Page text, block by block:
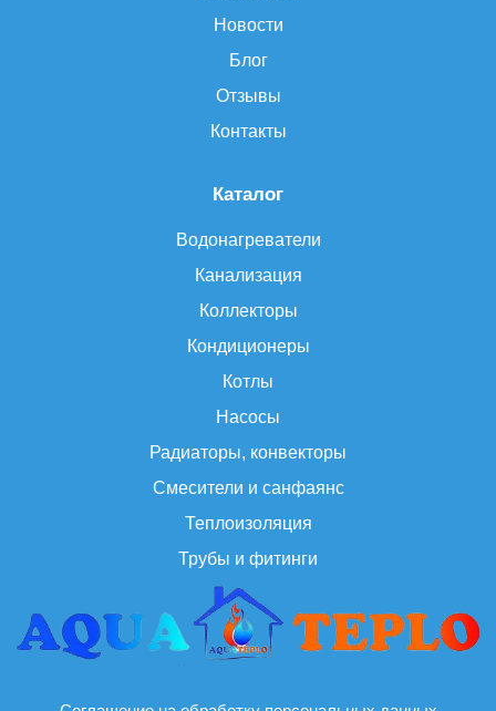
Каталог
Водонагреватели
Канализация
Коллекторы
Кондиционеры
Котлы
Насосы
Радиаторы, конвекторы
Смесители и санфаянс
Теплоизоляция
Трубы и фитинги
Новости
Блог
Отзывы
Контакты